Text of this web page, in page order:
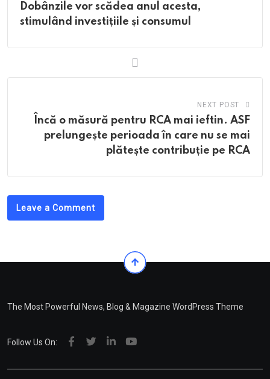
Dobânzile vor scădea anul acesta,
stimulând investițiile și consumul
NEXT POST
Încă o măsură pentru RCA mai ieftin. ASF
prelungește perioada în care nu se mai
plătește contribuție pe RCA
Leave a Comment
The Most Powerful News, Blog & Magazine WordPress Theme
Follow Us On: